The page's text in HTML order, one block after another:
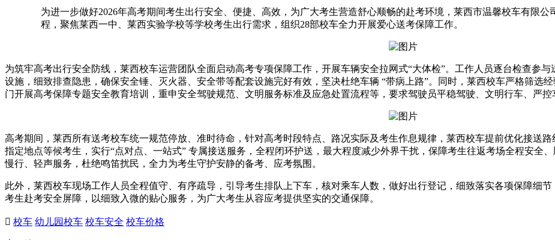
为进一步做好2026年高考期间考生出行安全、便捷、高效，为广大考生营造舒心顺畅的赴考环境，莱西市温馨校车有限
程，聚焦莱西一中、莱西实验学校等学校考生出行需求，组织28部校车全力开展爱心送考保障工作。
为筑牢高考出行安全防线，莱西校车运营团队全面启动高考专项保障工作，开展车辆安全拉网式“大体检”。工作人员逐台检查参
设施，细致排查隐患，确保安全锤、灭火器、安全带等配套设施完好有效，坚决杜绝车辆 “带病上路”。同时，莱西校车严格筛选
门开展高考保障专题安全教育培训，重申安全驾驶规范、文明服务标准及应急处置流程等，要求驾驶员平稳驾驶、文明行车、严控
高考期间，莱西所有送考校车统一规范停放、准时待命，针对高考时段特点、路况实际及考生作息规律，莱西校车提前优化接送
指定地点等候考生，实行“点对点、一站式” 专属接送服务，全程闭环护送，最大程度减少外界干扰，保障考生往返考场全程安全
慢行、轻声服务，杜绝鸣笛扰民，全力为考生守护安静的备考、应考氛围。
此外，莱西校车现场工作人员全程值守、有序疏导，引导考生排队上下车，核对乘车人数，做好出行登记，细致落实各项保障细
考生赴考安全屏障，以细致入微的贴心服务，为广大考生从容应考提供坚实的交通保障。
 校车 幼儿园校车 校车安全 校车价格